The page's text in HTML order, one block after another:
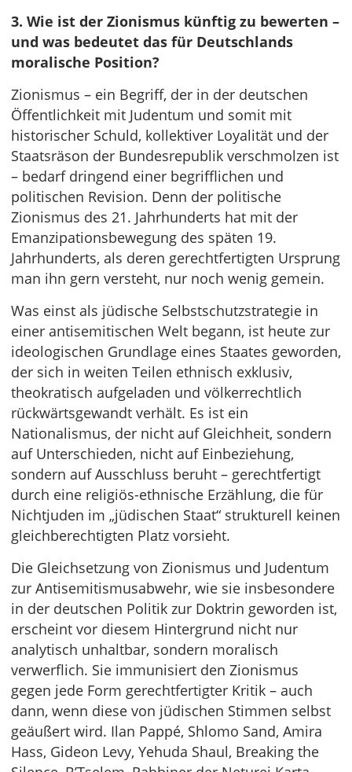
3. Wie ist der Zionismus künftig zu bewerten –
und was bedeutet das für Deutschlands
moralische Position?
Zionismus – ein Begriff, der in der deutschen
Öffentlichkeit mit Judentum und somit mit
historischer Schuld, kollektiver Loyalität und der
Staatsräson der Bundesrepublik verschmolzen ist
– bedarf dringend einer begrifflichen und
politischen Revision. Denn der politische
Zionismus des 21. Jahrhunderts hat mit der
Emanzipationsbewegung des späten 19.
Jahrhunderts, als deren gerechtfertigten Ursprung
man ihn gern versteht, nur noch wenig gemein.
Was einst als jüdische Selbstschutzstrategie in
einer antisemitischen Welt begann, ist heute zur
ideologischen Grundlage eines Staates geworden,
der sich in weiten Teilen ethnisch exklusiv,
theokratisch aufgeladen und völkerrechtlich
rückwärtsgewandt verhält. Es ist ein
Nationalismus, der nicht auf Gleichheit, sondern
auf Unterschieden, nicht auf Einbeziehung,
sondern auf Ausschluss beruht – gerechtfertigt
durch eine religiös-ethnische Erzählung, die für
Nichtjuden im „jüdischen Staat“ strukturell keinen
gleichberechtigten Platz vorsieht.
Die Gleichsetzung von Zionismus und Judentum
zur Antisemitismusabwehr, wie sie insbesondere
in der deutschen Politik zur Doktrin geworden ist,
erscheint vor diesem Hintergrund nicht nur
analytisch unhaltbar, sondern moralisch
verwerflich. Sie immunisiert den Zionismus
gegen jede Form gerechtfertigter Kritik – auch
dann, wenn diese von jüdischen Stimmen selbst
geäußert wird. Ilan Pappé, Shlomo Sand, Amira
Hass, Gideon Levy, Yehuda Shaul, Breaking the